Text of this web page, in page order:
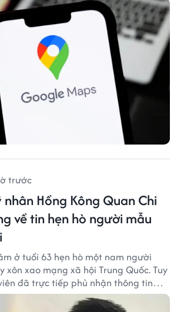
trước
Hồng Kông Quan Chi
về tin hẹn hò người mẫu
ở tuổi 63 hẹn hò một nam người
xôn xao mạng xã hội Trung Quốc. Tuy
đã trực tiếp phủ nhận thông tin